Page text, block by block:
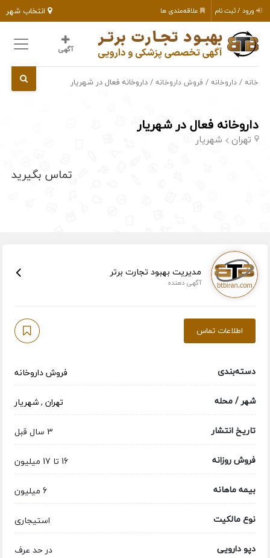
انتخاب شهر ورود / ثبت نام علاقه‌مندی ها
آگهی
خانه /داروخانه / فروش داروخانه / داروخانه فعال در شهریار
داروخانه فعال در شهریار
تهران شهریار
تماس بگیرید
مدیریت بهبود تجارت برتر
آگهی دهنده
اطلاعات تماس
دسته‌بندی
فروش داروخانه
شهر / محله
تهران,شهریار
تاریخ انتشار
3 سال قبل
فروش روزانه
16 تا 17 میلیون
بیمه ماهانه
6 میلیون
نوع مالکیت
استیجاری
دپو دارویی
در حد عرف